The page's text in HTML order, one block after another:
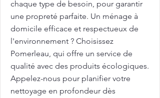
chaque type de besoin, pour garantir
une propreté parfaite. Un ménage à
domicile efficace et respectueux de
l'environnement ? Choisissez
Pomerleau, qui offre un service de
qualité avec des produits écologiques.
Appelez-nous pour planifier votre
nettoyage en profondeur dès